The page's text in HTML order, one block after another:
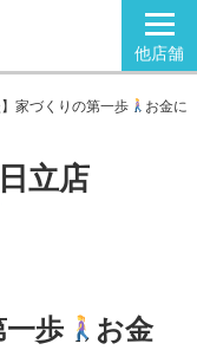
他店舗
】家づくりの第一歩
お金に
立店
一歩
お金